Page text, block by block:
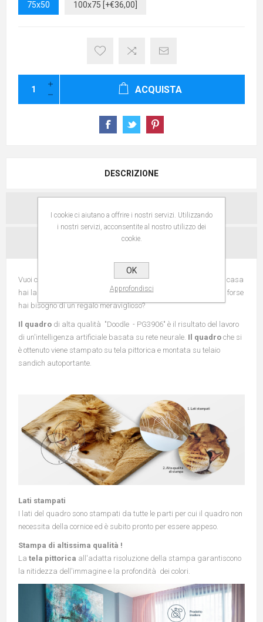
75x50 100x75 [+€36,00]
ACQUISTA
DESCRIZIONE
CONTATTACI PER QUESTO PRODOTTO
Vuoi cambiare l'aspetto del tuo appartamento? Quando entri a casa
hai la sensazione che è arrivata l'ora di cambiare qualcosa? O forse
hai bisogno di un regalo meraviglioso?
Il quadro di alta qualità "Doodle - PG3906" è il risultato del lavoro
di un'intelligenza artificiale basata su rete neurale. Il quadro che si
è ottenuto viene stampato su tela pittorica e montata su telaio
sandich autoportante.
Lati stampati
I lati del quadro sono stampati da tutte le parti per cui il quadro non
necessita della cornice ed è subito pronto per essere appeso.
Stampa di altissima qualità !
La tela pittorica all'adatta risoluzione della stampa garantiscono
la nitidezza dell'immagine e la profondità dei colori.
I cookie ci aiutano a offrire i nostri servizi. Utilizzando
i nostri servizi, acconsentite al nostro utilizzo dei
cookie.
OK
Approfondisci